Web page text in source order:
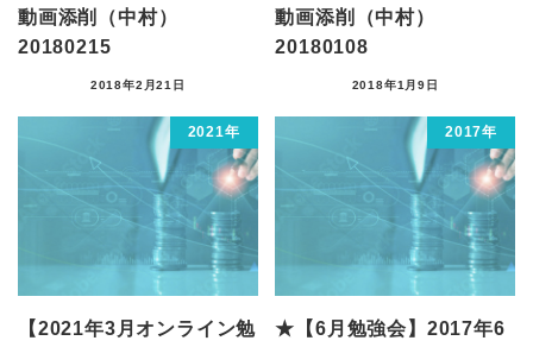
動画添削（中村）
20180215
2018年2月21日
動画添削（中村）
20180108
2018年1月9日
2021年
【2021年3月オンライン勉
2017年
★【6月勉強会】2017年6